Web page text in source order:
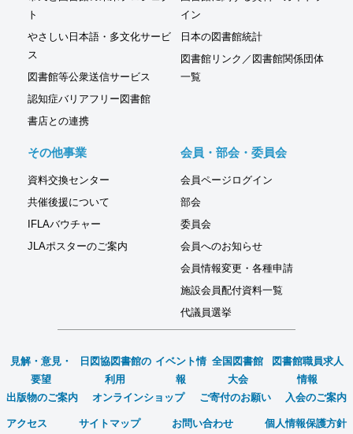
ト
やさしい日本語・多文化サービ
ス
図書館等公衆送信サービス
認知症バリアフリー図書館
書店との連携
イン
日本の図書館統計
図書館リンク／図書館関係団体
一覧
その他事業
資料交換センター
共催後援について
IFLAバウチャー
JLAポスターのご案内
会員・部会・委員会
会員ページログイン
部会
委員会
会員へのお知らせ
会員情報変更・各種申請
施設会員配付資料一覧
代議員選挙
見解・意見・
要望
日図協図書館の
利用
イベント情
報
全国図書館
大会
図書館職員求人
情報
出版物のご案内
オンラインショップ ご寄付のお願い 入会のご案内
アクセス サイトマップ お問い合わせ 個人情報保護方針